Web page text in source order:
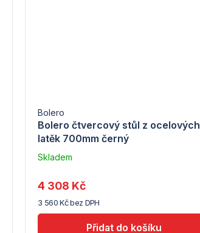
Bolero čtvercový stůl z ocelových
latěk 700mm černý
Bolero
Skladem
dodavatele
(14) -
Gastronoble
3 560 Kč bez DPH
4 308 Kč